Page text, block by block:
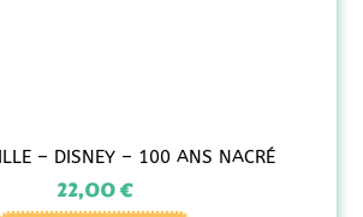
– DISNEY – 100 ANS NACRÉ
22,00€